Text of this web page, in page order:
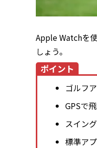
Apple Watchを
しょう。
ポイント
ゴルフ
GPSで
スイン
標準ア